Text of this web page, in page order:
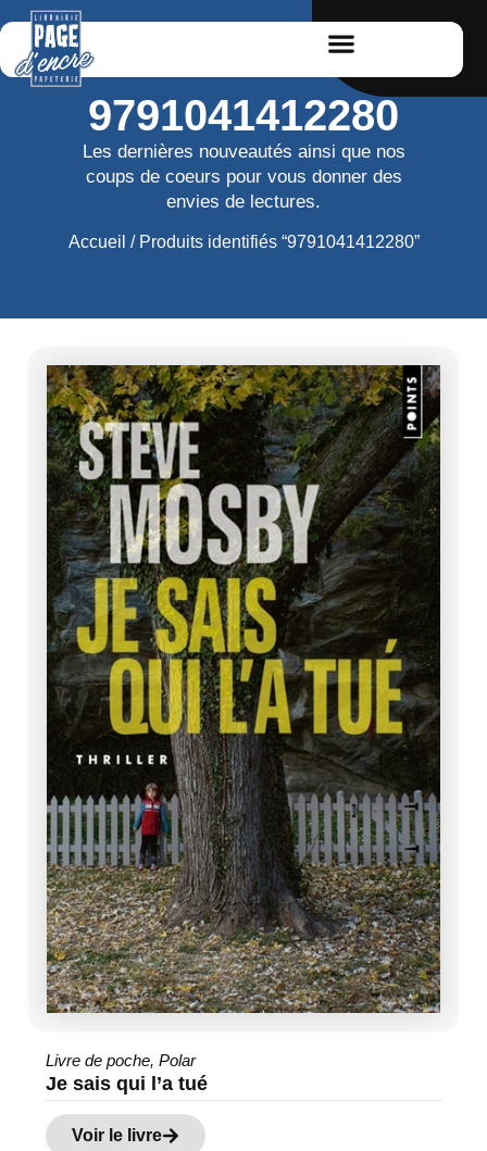
9791041412280
Les dernières nouveautés ainsi que nos
coups de coeurs pour vous donner des
envies de lectures.
Accueil / Produits identifiés “9791041412280”
Livre de poche, Polar
Je sais qui l’a tué
Voir le livre